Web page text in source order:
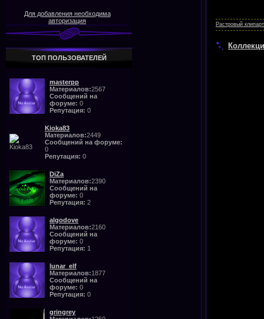
Для добавления необходима
авторизация
ТОП ПОЛЬЗОВАТЕЛЕЙ
masterpp
Материалов:2567
Сообщений на
форуме: 0
Репутация: 0
Kioka83
Материалов:2449
Сообщений на форуме:
0
Репутация: 0
DiZa
Материалов:2390
Сообщений на
форуме: 0
Репутация: 2
algodove
Материалов:2160
Сообщений на
форуме: 0
Репутация: 1
lunar_elf
Материалов:1877
Сообщений на
форуме: 0
Репутация: 0
gringrey
Растровый клипарт